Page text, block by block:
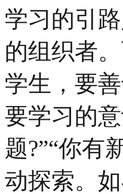
学习的引
的组织者
学生，要
要学习的
题?”“你有
动探索。